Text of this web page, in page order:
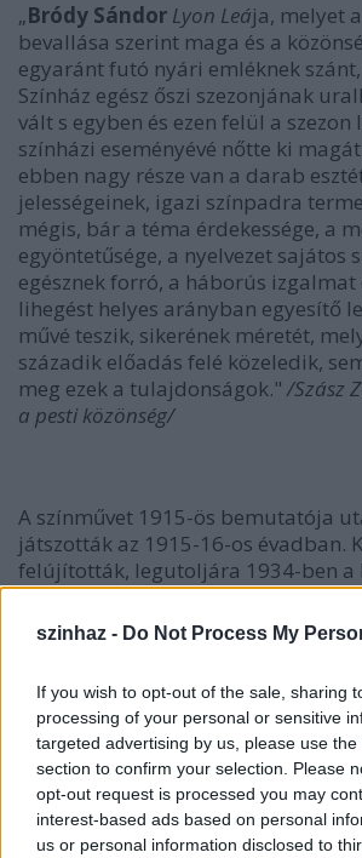
szinhaz - Do Not Process My
If you wish to opt-out of the sale, sharing
processing of your personal or sensitive
targeted advertising by us, please use
section to confirm your selection. Please
opt-out request is processed you may
interest-based ads based on personal
us or personal information disclosed to
„Bródy Sándor Lyon Leája, melyet
bevallása szerint maga és a
egyaránt futó nyári emléknek
Színház egész őszi szezonjának
vált s egyben és ezen felül a szezon
színházi eseményévé nőtte ki
ebben nagy része van a darab
jelességeinek, igazi színpadra
mégis, bár a téma érdekessége, a
egyöntetűsége, a nyelvezet sajátos
egésznek forró, a háborús izgalmat
lihegést helyes arányban egyesítő
művé teszik, sikerének méretét,
századik előadás felé közeledik,
meg ezek a tulajdonságok."/Szász
a pesti közönség/
A színművet 1915-ös bemutatója
játszották az 1915-16-os évadban.
felújították, legutoljára 1934-ben a
Színházban,Csortos Gyulávala
évforduló alkalmából a Gólem
együttműködve december 18-án
Borgula András rendezésében.